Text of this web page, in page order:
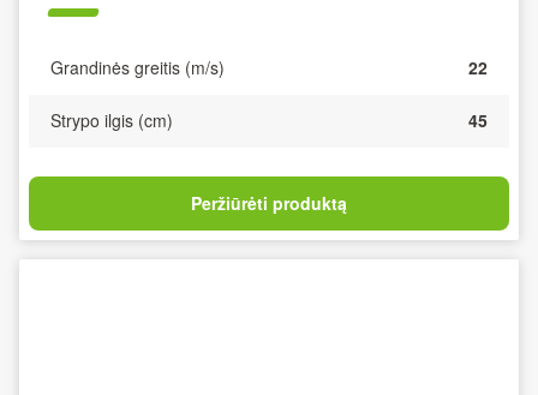
Grandinės greitis (m/s) 22
Strypo ilgis (cm) 45
Peržiūrėti produktą